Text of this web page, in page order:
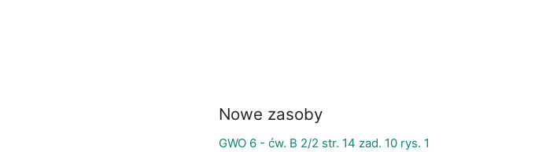
Nowe zasoby
GWO 6 - ćw. B 2/2 str. 14 zad. 10 rys. 1